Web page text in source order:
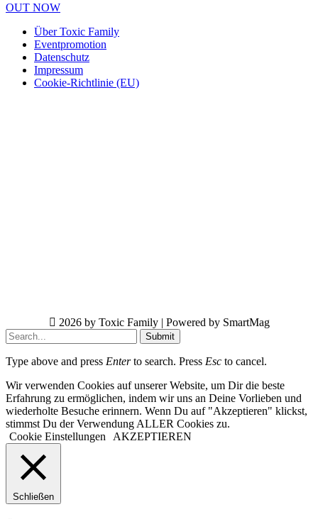
OUT NOW
Über Toxic Family
Eventpromotion
Datenschutz
Impressum
Cookie-Richtlinie (EU)
2026 by Toxic Family | Powered by SmartMag
Submit
Type above and press Enterto search. Press Esc to cancel.
Wir verwenden Cookies auf unserer Website, um Dir die beste
Erfahrung zu ermöglichen, indem wir uns an Deine Vorlieben und
wiederholte Besuche erinnern. Wenn Du auf "Akzeptieren" klickst,
stimmst Du der Verwendung ALLER Cookies zu.
Cookie Einstellungen
AKZEPTIEREN
Schließen